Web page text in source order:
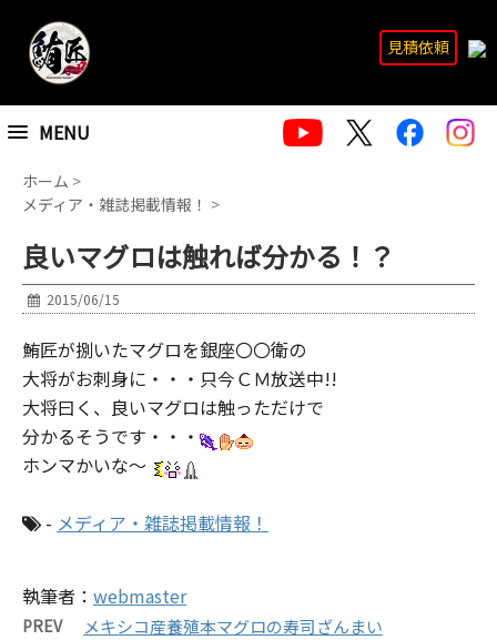
MENU
見積依頼
ホーム >
メディア・雑誌掲載情報！ >
良いマグロは触れば分かる！？
2015/06/15
鮪匠が捌いたマグロを銀座〇〇衛の
大将がお刺身に・・・只今ＣＭ放送中!!
大将曰く、良いマグロは触っただけで
分かるそうです・・・
ホンマかいな～
- メディア・雑誌掲載情報！
執筆者： webmaster
PREV メキシコ産養殖本マグロの寿司ざんまい